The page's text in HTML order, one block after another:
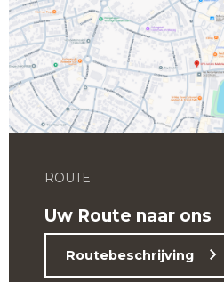
ROUTE
Uw Route naar ons
Routebeschrijving